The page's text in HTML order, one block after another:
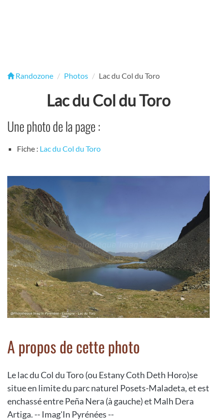
Randozone Photos Lac du Col du Toro
Lac du Col du Toro
Une photo de la page :
Fiche : Lac du Col du Toro
A propos de cette photo
Le lac du Col du Toro (ou Estany Coth Deth Horo)se
situe en limite du parc naturel Posets-Maladeta, et est
enchassé entre Peña Nera (à gauche) et Malh Dera
Artiga. -- Imag'In Pyrénées --